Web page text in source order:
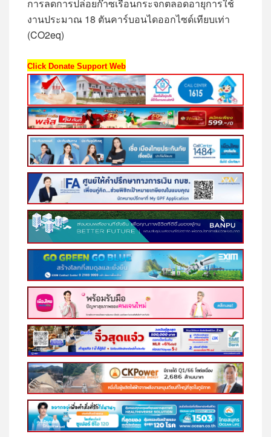
การลดการปล่อยก๊าซเรือนกระจกตลอดอายุการใช้
งานประมาณ 18 ตันคาร์บอนไดออกไซด์เทียบเท่า
(CO2eq)
Click Donate Support Web